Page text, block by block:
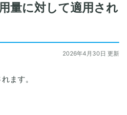
量に対して適用され
2026年4月30日 更新
ます。